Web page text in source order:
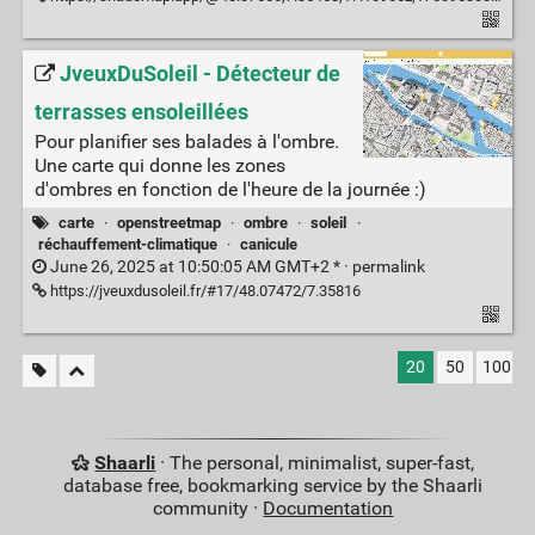
JveuxDuSoleil - Détecteur de
terrasses ensoleillées
Pour planifier ses balades à l'ombre.
Une carte qui donne les zones
d'ombres en fonction de l'heure de la journée :)
carte · openstreetmap · ombre · soleil
·
réchauffement-climatique
· canicule
June 26, 2025 at 10:50:05 AM GMT+2 * · permalink
https://jveuxdusoleil.fr/#17/48.07472/7.35816
20 50 100
Shaarli · The personal, minimalist, super-fast,
database free, bookmarking service by the Shaarli
community · Documentation